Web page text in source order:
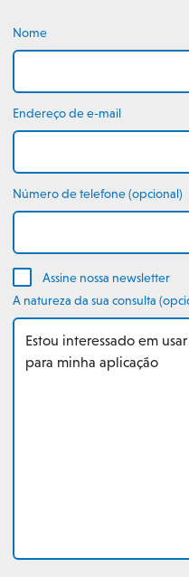
Nome
Endereço de e-mail
Número de telefone (opcional)
Assine nossa newsletter
A natureza da sua consulta